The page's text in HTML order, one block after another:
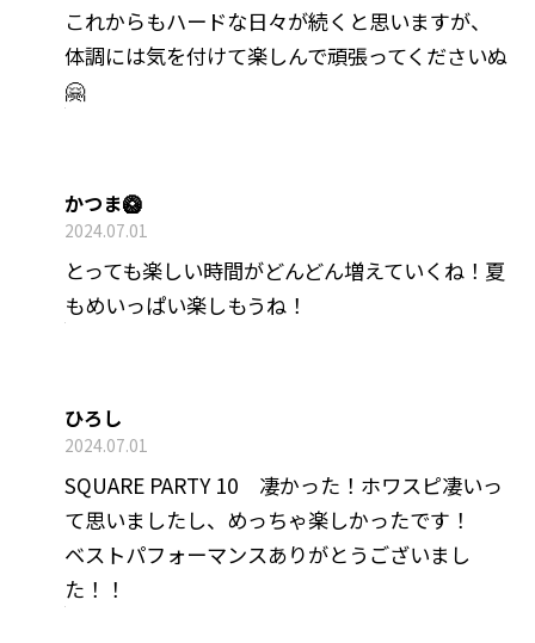
これからもハードな日々が続くと思いますが、
体調には気を付けて楽しんで頑張ってくださいぬ
🤗
かつま🥝
2024.07.01
とっても楽しい時間がどんどん増えていくね！夏
もめいっぱい楽しもうね！
ひろし
2024.07.01
SQUARE PARTY 10 凄かった！ホワスピ凄いっ
て思いましたし、めっちゃ楽しかったです！
ベストパフォーマンスありがとうございまし
た！！